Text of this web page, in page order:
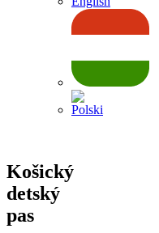
Košický
detský
pas